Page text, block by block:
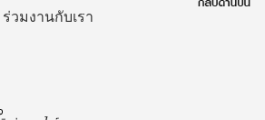
ร่วมงานกับเรา